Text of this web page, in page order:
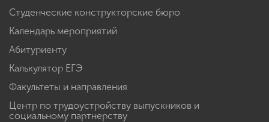
Студенческие конструкторские бюро
Календарь мероприятий
Абитуриенту
Калькулятор ЕГЭ
Факультеты и направления
Центр по трудоустройству выпускников и
социальному партнерству